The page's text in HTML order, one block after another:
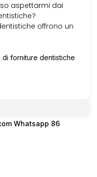
aspettarmi dai
offrono un
forniture dentistiche
Whatsapp 86